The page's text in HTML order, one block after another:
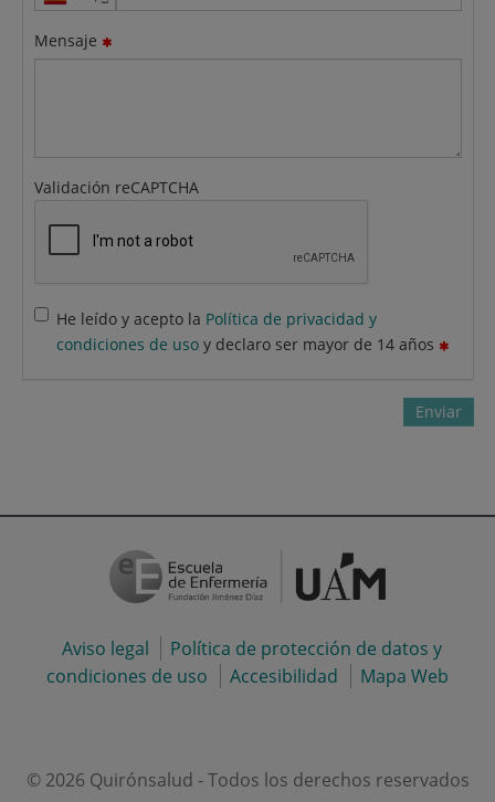
Mensaje
Validación reCAPTCHA
He leído y acepto la Política de privacidad y
condiciones de usoy declaro ser mayor de 14 años
Enviar
Aviso legal
Política de protección de datos y
condiciones de uso
Accesibilidad Mapa Web
© 2026 Quirónsalud - Todos los derechos reservados